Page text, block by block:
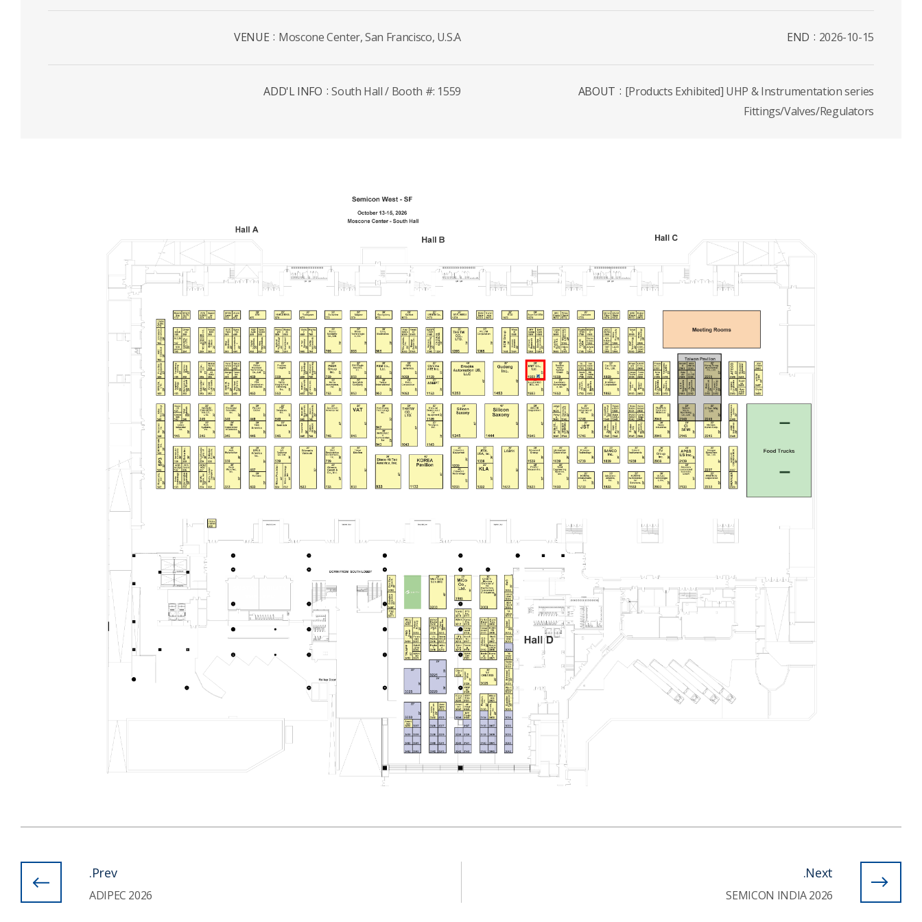
END 2026-10-15
VENUE Moscone Center, San Francisco, U.S.A
ABOUT
[Products Exhibited] UHP & Instrumentation series
Fittings/Valves/Regulators
ADD'L INFO South Hall / Booth #: 1559
Prev.
ADIPEC 2026
Next.
2026 SEMICON INDIA